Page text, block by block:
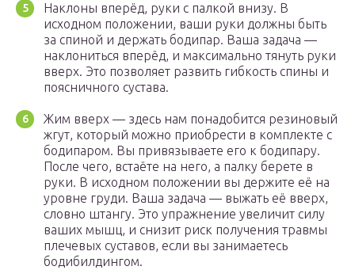
Наклоны вперёд, руки с палкой внизу. В
исходном положении, ваши руки должны быть
за спиной и держать бодипар. Ваша задача —
наклониться вперёд, и максимально тянуть руки
вверх. Это позволяет развить гибкость спины и
поясничного сустава.
Жим вверх — здесь нам понадобится резиновый
жгут, который можно приобрести в комплекте с
бодипаром. Вы привязываете его к бодипару.
После чего, встаёте на него, а палку берете в
руки. В исходном положении вы держите её на
уровне груди. Ваша задача — выжать её вверх,
словно штангу. Это упражнение увеличит силу
ваших мышц, и снизит риск получения травмы
плечевых суставов, если вы занимаетесь
бодибилдингом.